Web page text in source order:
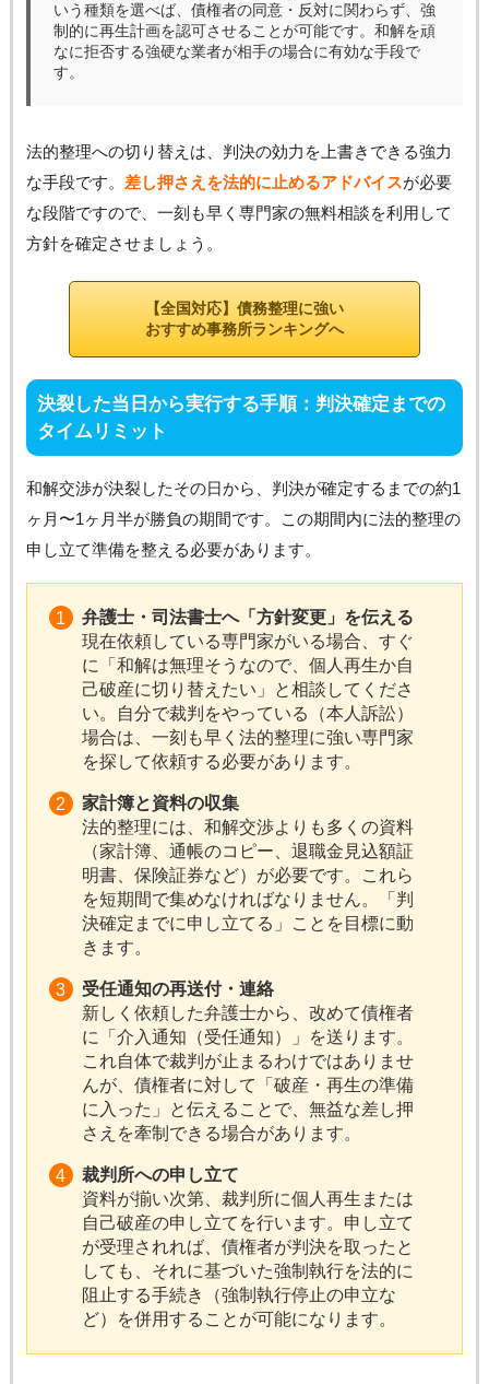
いう種類を選べば、債権者の同意・反対に関わらず、強
制的に再生計画を認可させることが可能です。和解を頑
なに拒否する強硬な業者が相手の場合に有効な手段で
す。
法的整理への切り替えは、判決の効力を上書きできる強力
な手段です。 差し押さえを法的に止めるアドバイスが必要
な段階ですので、一刻も早く専門家の無料相談を利用して
方針を確定させましょう。
【全国対応】債務整理に強い
おすすめ事務所ランキングへ
決裂した当日から実行する手順：判決確定までの
タイムリミット
和解交渉が決裂したその日から、判決が確定するまでの約1
ヶ月〜1ヶ月半が勝負の期間です。この期間内に法的整理の
申し立て準備を整える必要があります。
弁護士・司法書士へ「方針変更」を伝える
現在依頼している専門家がいる場合、すぐ
に「和解は無理そうなので、個人再生か自
己破産に切り替えたい」と相談してくださ
い。自分で裁判をやっている（本人訴訟）
場合は、一刻も早く法的整理に強い専門家
を探して依頼する必要があります。
家計簿と資料の収集
法的整理には、和解交渉よりも多くの資料
（家計簿、通帳のコピー、退職金見込額証
明書、保険証券など）が必要です。これら
を短期間で集めなければなりません。「判
決確定までに申し立てる」ことを目標に動
きます。
受任通知の再送付・連絡
新しく依頼した弁護士から、改めて債権者
に「介入通知（受任通知）」を送ります。
これ自体で裁判が止まるわけではありませ
んが、債権者に対して「破産・再生の準備
に入った」と伝えることで、無益な差し押
さえを牽制できる場合があります。
裁判所への申し立て
資料が揃い次第、裁判所に個人再生または
自己破産の申し立てを行います。申し立て
が受理されれば、債権者が判決を取ったと
しても、それに基づいた強制執行を法的に
阻止する手続き（強制執行停止の申立な
ど）を併用することが可能になります。